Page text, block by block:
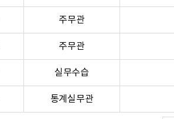
주무관
주무관
실무수습
통계실무관